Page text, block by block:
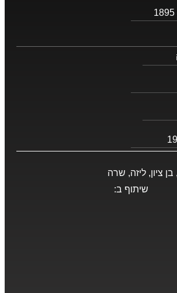
1895
ציון, ליזה, שרה
שיתוף ב: